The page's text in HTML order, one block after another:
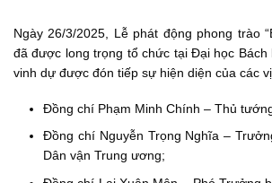
Ngày 26/3/2025, Lễ phát động phong trào
đã được long trọng tổ chức tại Đại học Bách
vinh dự được đón tiếp sự hiện diện của các
Đồng chí Phạm Minh Chính – Thủ
Đồng chí Nguyễn Trọng Nghĩa –
Dân vận Trung ương;